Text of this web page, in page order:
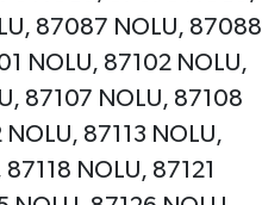
87087 NOLU, 87088
NOLU, 87102 NOLU,
87107 NOLU, 87108
87113 NOLU,
NOLU, 87121